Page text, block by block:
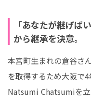
「あなたが継げば
から継承を決意。
本宮町生まれの倉谷さ
を取得するため大阪で
Natsumi Chatsumiを立